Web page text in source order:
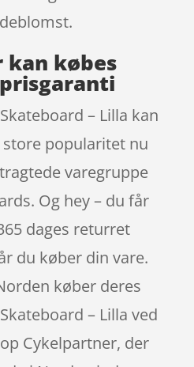
kan købes
– Lilla kan
popularitet nu
varegruppe
Og hey – du får
dages returret
du køber din vare.
køber deres
– Lilla ved
Cykelpartner, der